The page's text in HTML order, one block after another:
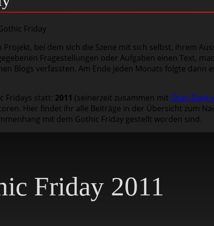
Friday
Projekt, bei dem sich die Szene mit sich selbst, ihrem
Fragestellungen oder Aufgaben einen Text,
Blogs verfassten. Am Ende jeden Monats folgte
Fridays statt: 2011 (seinerzeit zusammen mit Shan Dark
Hier findet ihr alle Beiträge in der Übersicht zum
mit dem Gothic Friday gestellt worden sind.
Friday 2011